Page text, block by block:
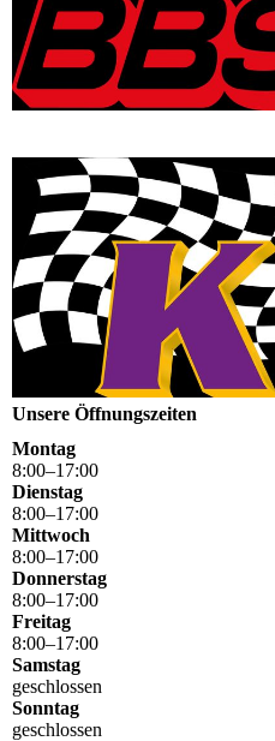
Unsere Öffnungszeiten
Montag
8:00–17:00
Dienstag
8:00–17:00
Mittwoch
8:00–17:00
Donnerstag
8:00–17:00
Freitag
8:00–17:00
Samstag
geschlossen
Sonntag
geschlossen